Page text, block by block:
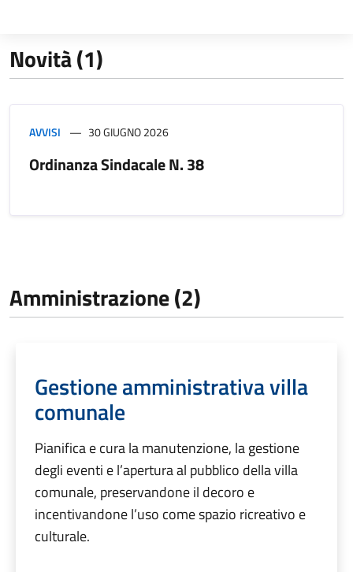
Novità (1)
AVVISI 30 GIUGNO 2026
Ordinanza Sindacale N. 38
Amministrazione (2)
Gestione amministrativa villa
comunale
Pianifica e cura la manutenzione, la gestione
degli eventi e l’apertura al pubblico della villa
comunale, preservandone il decoro e
incentivandone l’uso come spazio ricreativo e
culturale.